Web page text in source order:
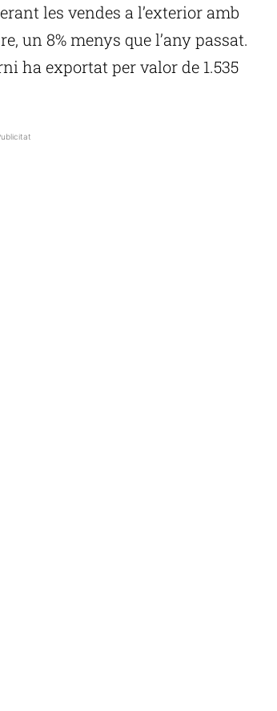
les vendes a l’exterior amb
un 8% menys que l’any passat.
ha exportat per valor de 1.535